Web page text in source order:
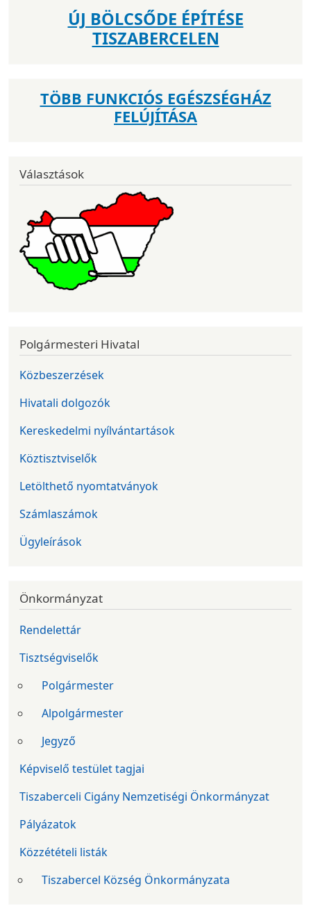
ÚJ BÖLCSŐDE ÉPÍTÉSE
TISZABERCELEN
TÖBB FUNKCIÓS EGÉSZSÉGHÁZ
FELÚJÍTÁSA
Választások
Polgármesteri Hivatal
Közbeszerzések
Hivatali dolgozók
Kereskedelmi nyílvántartások
Köztisztviselők
Letölthető nyomtatványok
Számlaszámok
Ügyleírások
Önkormányzat
Rendelettár
Tisztségviselők
Polgármester
Alpolgármester
Jegyző
Képviselő testület tagjai
Tiszaberceli Cigány Nemzetiségi Önkormányzat
Pályázatok
Közzétételi listák
Tiszabercel Község Önkormányzata